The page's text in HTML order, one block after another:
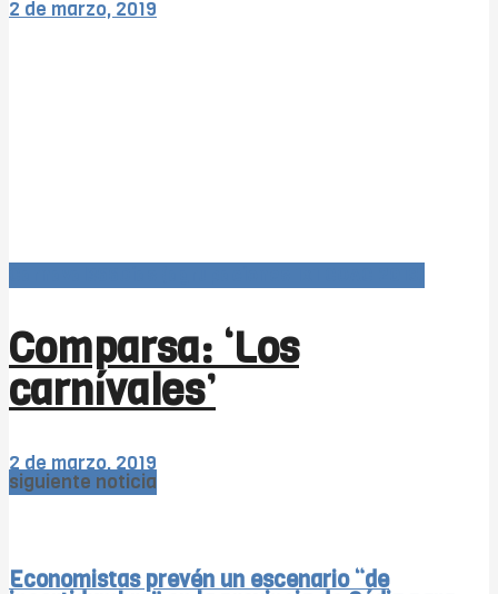
2 de marzo, 2019
Comparsa: ‘Los
carnívales’
2 de marzo, 2019
siguiente noticia
Economistas prevén un escenario “de